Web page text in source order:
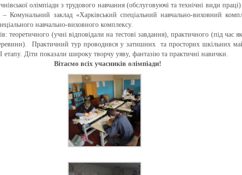
олімпіади з трудового навчання (обслуговуючі та технічні види
заклад «Харківський спеціальний навчально-виховний
навчально-виховного комплексу.
теоретичного (учні відповідали на тестові завдання), практичного (під час
Практичний тур проводився у затишних та просторих шкільних
етапу. Діти показали широку творчу уяву, фантазію та практичні навички.
Вітаємо всіх учасників олімпіади!